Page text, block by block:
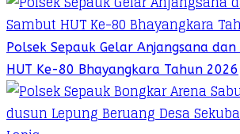
Polsek Sepauk Gelar Anjangsana
HUT Ke-80 Bhayangkara Tahun 2026